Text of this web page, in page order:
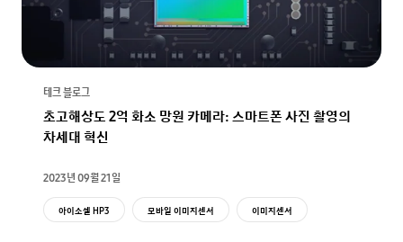
테크 블로그
초고해상도 2억 화소 망원 카메라: 스마트폰 사진 촬영의
차세대 혁신
2023년 09월 21일
아이소셀 HP3 모바일 이미지센서
이미지센서